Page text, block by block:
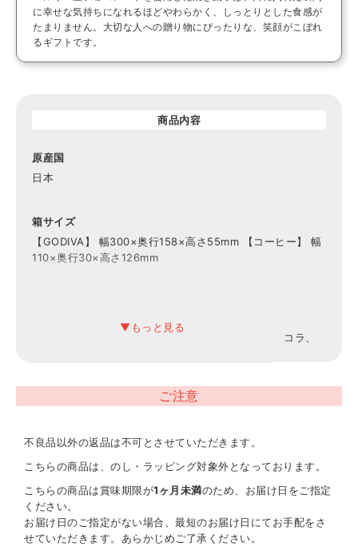
に幸せな気持ちになれるほどやわらかく、しっとりとした食感が
たまりません。大切な人への贈り物にぴったりな、笑顔がこぼれ
るギフトです。
商品内容
原産国
日本
箱サイズ
【GODIVA】 幅300×奥行158×高さ55mm 【コーヒー】 幅
110×奥行30×高さ126mm
ケーク×3（ショコラ ブラン エ ノワドゥココ、ショコラ、
フールセック×6（ホワイトチョコレート 2、ダークチョコ
1週間以上
アレルギー表示
ご注意
不良品以外の返品は不可とさせていただきます。
こちらの商品は、のし・ラッピング対象外となっております。
こちらの商品は賞味期限が1ヶ月未満のため、お届け日をご指定
ください。
お届け日のご指定がない場合、最短のお届け日にてお手配をさ
せていただきます。あらかじめご了承ください。